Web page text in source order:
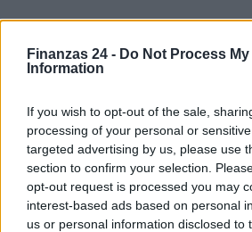
Finanzas 24 - Do Not Process My
Information
If you wish to opt-out of the sale,
processing of your personal or
targeted advertising by us, please use
section to confirm your selection.
opt-out request is processed you may
interest-based ads based on personal
us or personal information disclosed to
Sigue leyendo